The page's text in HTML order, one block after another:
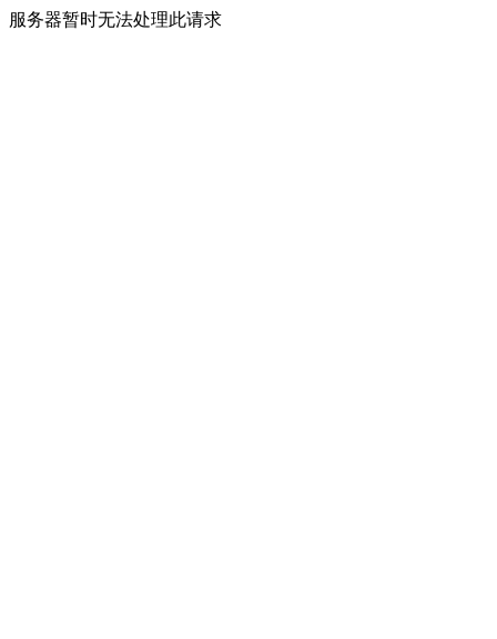
服务器暂时无法处理此请求